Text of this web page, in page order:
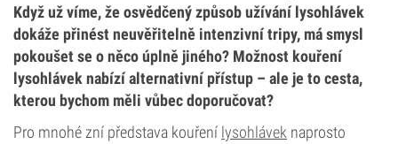
Když už víme, že osvědčený způsob užívání lysohlávek
dokáže přinést neuvěřitelně intenzivní tripy, má smysl
pokoušet se o něco úplně jiného? Možnost kouření
lysohlávek nabízí alternativní přístup – ale je to cesta,
kterou bychom měli vůbec doporučovat?
Pro mnohé zní představa kouření lysohlávek naprosto